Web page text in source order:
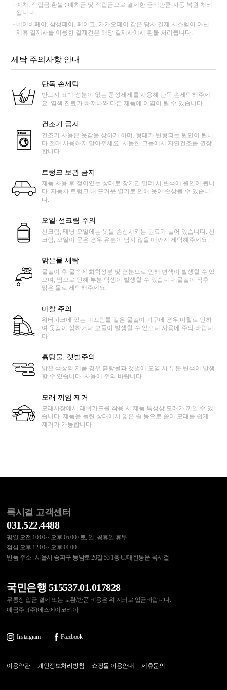
예치, 적립금 환불 : 예치금 및 적립금으로 결제한 금액만큼 자동 복원 처리
됩니다.
네이버페이, 삼성페이, 페이코, 카카오페이 같은 당사 결제 시스템이 아닌
제휴 결제사를 이용한 결제건은 해당 결제사에서 환불 처리됩니다.
세탁 주의사항 안내
단독 손세탁
반드시 표백 성분이 없는 중성세제를 사용해 단독 손세탁해주세
요. 염색 잔료가 빠져나와 다른 제품에 이염이 될 수 있습니다.
건조기 금지
건조기 사용은 옷감을 상하게 하며, 형태가 변형되는 원인이 됩니
다.절대 사용하지 말아주세요. 서늘한 그늘에서 자연건조를 권장
합니다.
트렁크 보관 금지
제품 사용 후 젖어있는 상태로 장기간 밀폐 시 변색에 원인이 됩니
다. 자동차 트렁크 내 뜨거운 열기로 인해 옷이 손상될 수 있습니
다.
오일·선크림 주의
선크림, 태닝 오일에는 옷을 손상시키는 원료가 들어 있습니다. 선
크림, 오일이 묻은 경우 유분이 남지 않을 때까지 세탁해주세요.
맑은물 세탁
물놀이 후 물속에 화학성분 및 염분으로 인해 변색이 발생할 수 있
으며, 땀으로 인해 부분 탁생이 발생할 수 있습니다.물놀이 직후
맑은 물로 세탁해주세요.
마찰 주의
워터파크에 있는 미끄럼틀 같은 물놀이 기구에 경우 마찰로 인하
여 옷감이 상하거나 보풀이 발생할 수 있으니 사용에 주의 바랍니
다.
흙탕물, 갯벌주의
밝은 색상의 제품 경우 흙탕물과 갯벌에 오염 시 부분 변색이 발생
할 수 있습니다. 사용에 주의 바랍니다.
모래 끼임 제거
모래사장에서 래쉬가드를 착용 시 제품 특성상 모래가 끼일 수 있
습니다. 제품을 늘린 상태에서 얇은 솔 등으로 쓸어 모래를 쉽게
제거가 가능합니다.
록시걸 고객센터
031.522.4488
평일 오전 10:00 ~ 오후 05:00 / 토, 일, 공휴일 휴무
점심 오후 12:00 ~ 오후 01:00
반품 주소 : 서울시 송파구 동남로 20길 53 1층 CJ대한통운 록시걸
국민은행 515537.01.017828
무통장 입금 결제 또는 교환/반품 비용은 위 계좌로 입금바랍니다.
예금주 : (주)에스에이코리아
Instargram Facebook
이용약관 개인정보처리방침 쇼핑몰 이용안내 제휴문의